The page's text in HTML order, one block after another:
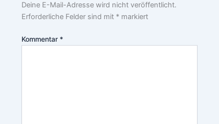
Deine E-Mail-Adresse wird nicht veröffentlicht.
Erforderliche Felder sind mit * markiert
Kommentar *